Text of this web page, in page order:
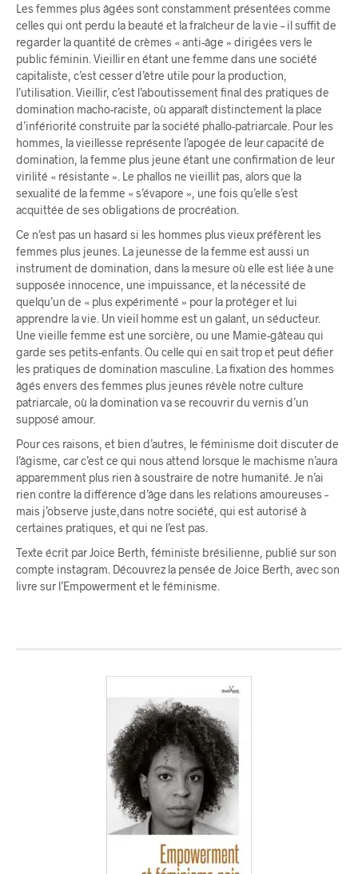
Les femmes plus âgées sont constamment présentées comme
celles qui ont perdu la beauté et la fraîcheur de la vie – il suffit de
regarder la quantité de crèmes « anti-âge » dirigées vers le
public féminin. Vieillir en étant une femme dans une société
capitaliste, c’est cesser d’être utile pour la production,
l’utilisation. Vieillir, c’est l’aboutissement final des pratiques de
domination macho-raciste, où apparaît distinctement la place
d’infériorité construite par la société phallo-patriarcale. Pour les
hommes, la vieillesse représente l’apogée de leur capacité de
domination, la femme plus jeune étant une confirmation de leur
virilité « résistante ». Le phallos ne vieillit pas, alors que la
sexualité de la femme « s’évapore », une fois qu’elle s’est
acquittée de ses obligations de procréation.
Ce n’est pas un hasard si les hommes plus vieux préfèrent les
femmes plus jeunes. La jeunesse de la femme est aussi un
instrument de domination, dans la mesure où elle est liée à une
supposée innocence, une impuissance, et la nécessité de
quelqu’un de « plus expérimenté » pour la protéger et lui
apprendre la vie. Un vieil homme est un galant, un séducteur.
Une vieille femme est une sorcière, ou une Mamie-gâteau qui
garde ses petits-enfants. Ou celle qui en sait trop et peut défier
les pratiques de domination masculine. La fixation des hommes
âgés envers des femmes plus jeunes révèle notre culture
patriarcale, où la domination va se recouvrir du vernis d’un
supposé amour.
Pour ces raisons, et bien d’autres, le féminisme doit discuter de
l’âgisme, car c’est ce qui nous attend lorsque le machisme n’aura
apparemment plus rien à soustraire de notre humanité. Je n’ai
rien contre la différence d’âge dans les relations amoureuses –
mais j’observe juste,dans notre société, qui est autorisé à
certaines pratiques, et qui ne l’est pas.
Texte écrit par Joice Berth, féministe brésilienne, publié sur son
compte instagram. Découvrez la pensée de Joice Berth, avec son
livre sur l’Empowerment et le féminisme.